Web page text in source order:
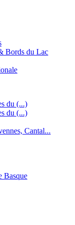
Bords du Lac
du (...)
du (...)
Cantal...
Basque